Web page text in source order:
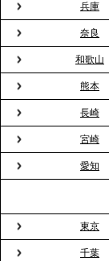
2026.3.20
NHK「ニ
2026.3.16
プレスリリ
粉レス」な
る、快適で
2026.3.5
プレスリリ
兵庫
奈良
和歌山
熊本
長崎
宮崎
愛知
東京
千葉